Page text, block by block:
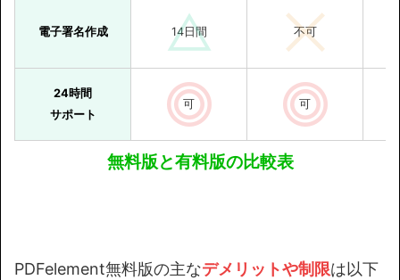
電子署名作成 14日間 不可
24時間
サポート
可 可
無料版と有料版の比較表
PDFelement無料版の主なデメリットや制限は以下